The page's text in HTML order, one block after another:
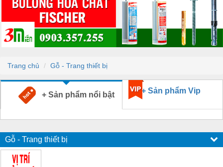
Trang chủ Gỗ - Trang thiết bị
+ Sản phẩm nổi bật + Sản phẩm Vip
Gỗ - Trang thiết bị